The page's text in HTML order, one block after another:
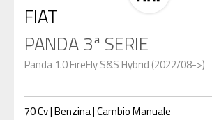
FIAT
PANDA 3ª SERIE
Panda 1.0 FireFly S&S Hybrid (2022/08->)
70Cv|Benzina|CambioManuale